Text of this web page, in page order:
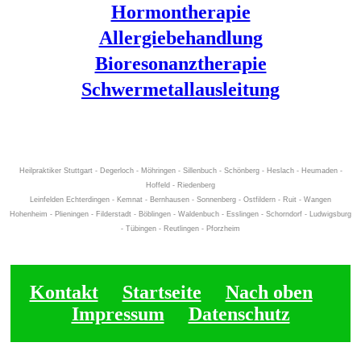
Hormontherapie
Allergiebehandlung
Bioresonanztherapie
Schwermetallausleitung
Heilpraktiker Stuttgart - Degerloch - Möhringen - Sillenbuch - Schönberg - Heslach - Heumaden -
Hoffeld - Riedenberg
Leinfelden Echterdingen - Kemnat - Bernhausen - Sonnenberg - Ostfildern - Ruit - Wangen
Hohenheim - Plieningen - Filderstadt - Böblingen - Waldenbuch - Esslingen - Schorndorf - Ludwigsburg
- Tübingen - Reutlingen - Pforzheim
Kontakt Startseite
Nach oben
Impressum
Datenschutz